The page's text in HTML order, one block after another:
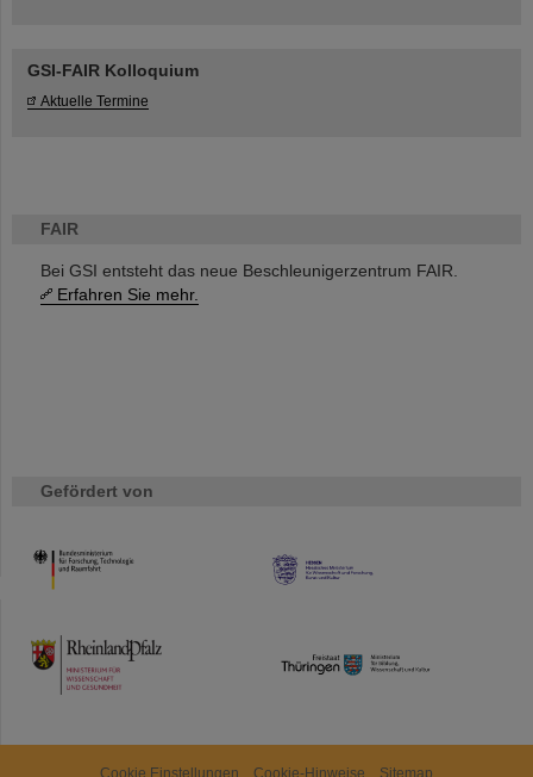
FAIR
Bei GSI entsteht das neue Beschleunigerzentrum FAIR.
Erfahren Sie mehr.
Gefördert von
HMWK
TMWWDG
GSI-FAIR Kolloquium
Aktuelle Termine
Cookie Einstellungen Cookie-Hinweise Sitemap